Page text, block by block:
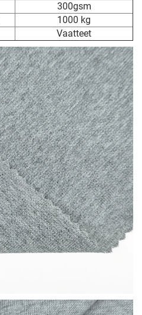
300gsm
1000 kg
Vaatteet